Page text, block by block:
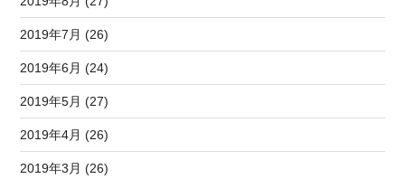
2019年7月 (26)
2019年6月 (24)
2019年5月 (27)
2019年4月 (26)
2019年3月 (26)